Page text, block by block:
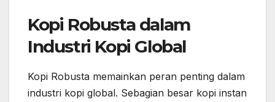
Kopi Robusta dalam
Industri Kopi Global
Kopi Robusta memainkan peran penting dalam
industri kopi global. Sebagian besar kopi instan